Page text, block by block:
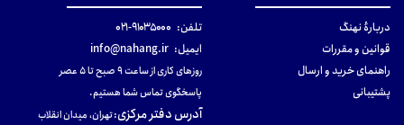
دربارهٔ نهنگ
قوانین و مقررات
راهنمای خرید و ارسال
پشتیبانی
تلفن: ۹۱۰۳۵۰۰۰-۰۲۱
ایمیل: info@nahang.ir
روزهای کاری از ساعت ۹ صبح تا ۵ عصر
پاسخگوی تماس شما هستیم.
آدرس دفتر مرکزی:تهران، میدان انقلاب